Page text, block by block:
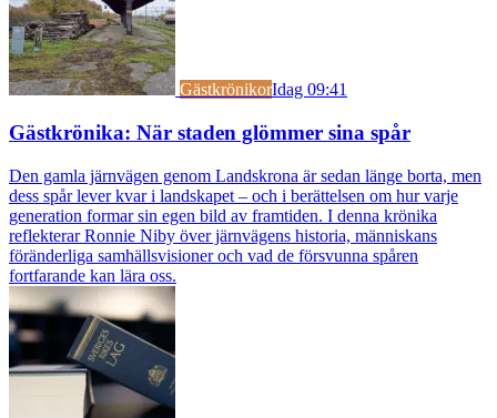
GästkrönikorIdag 09:41
Gästkrönika: När staden glömmer sina spår
Den gamla järnvägen genom Landskrona är sedan länge borta, men
dess spår lever kvar i landskapet – och i berättelsen om hur varje
generation formar sin egen bild av framtiden. I denna krönika
reflekterar Ronnie Niby över järnvägens historia, människans
föränderliga samhällsvisioner och vad de försvunna spåren
fortfarande kan lära oss.